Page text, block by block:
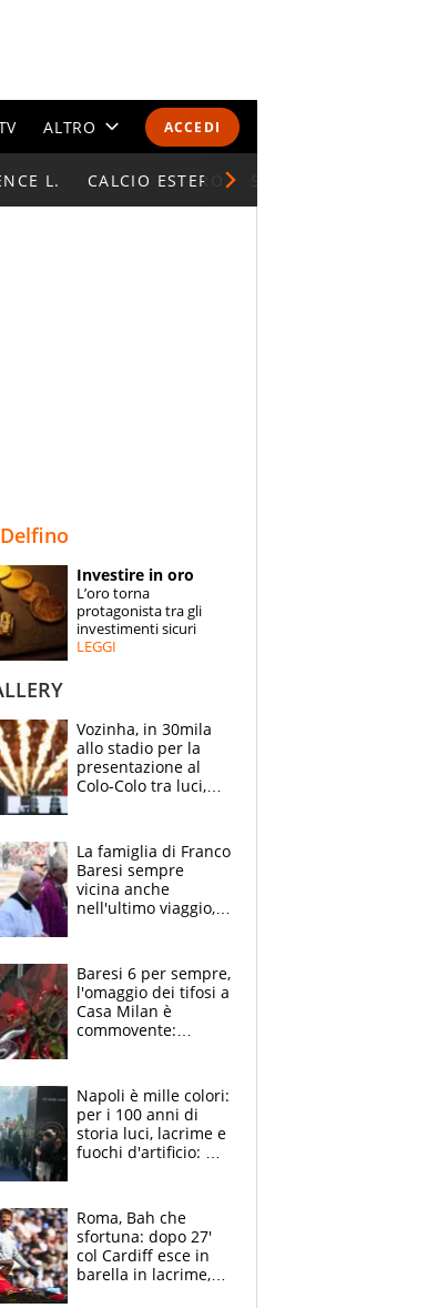
ACCEDI
ALTRO
CALENDARI E CLASSIFICHE
ESPERTI
CONTATTI
L. CALCIO ESTERO
Investire in oro
L’oro torna
protagonista tra gli
investimenti sicuri
LEGGI
Vozinha, in 30mila
allo stadio per la
presentazione al
Colo-Colo tra luci,
La famiglia di Franco
Baresi sempre
vicina anche
nell'ultimo viaggio,
circondati
dall'affetto dei tifosi
Baresi 6 per sempre,
l'omaggio dei tifosi a
Casa Milan è
commovente:
bigliettini
Napoli è mille colori:
per i 100 anni di
storia luci, lacrime e
fuochi d'artificio: De
Roma, Bah che
sfortuna: dopo 27'
col Cardiff esce in
barella in lacrime,